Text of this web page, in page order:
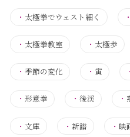
・ 太極拳でウェスト細く ・
・ 太極拳教室 ・ 太極歩
・ 季節の変化 ・ 寅
・ 形意拳 ・後渓 ・
・ 文庫 ・新譜 ・映